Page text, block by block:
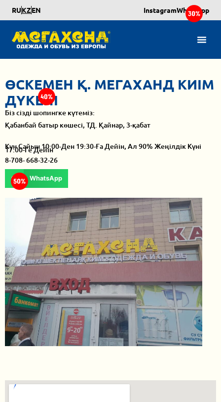
RUKZEN InstagramWhatsapp
ӨСКЕМЕН Қ. МЕГАХАНД КИІМ
ДҮКЕНІ
Біз сізді шопингке күтеміз:
Қабанбай батыр көшесі, ТД. Қайнар, 3-қабат
Күн Сайын 10:00-Ден 19:30-Ға Дейін, Ал 90% Жеңілдік Күні
17:00-Ге Дейін
8-708- 668-32-26
WhatsApp